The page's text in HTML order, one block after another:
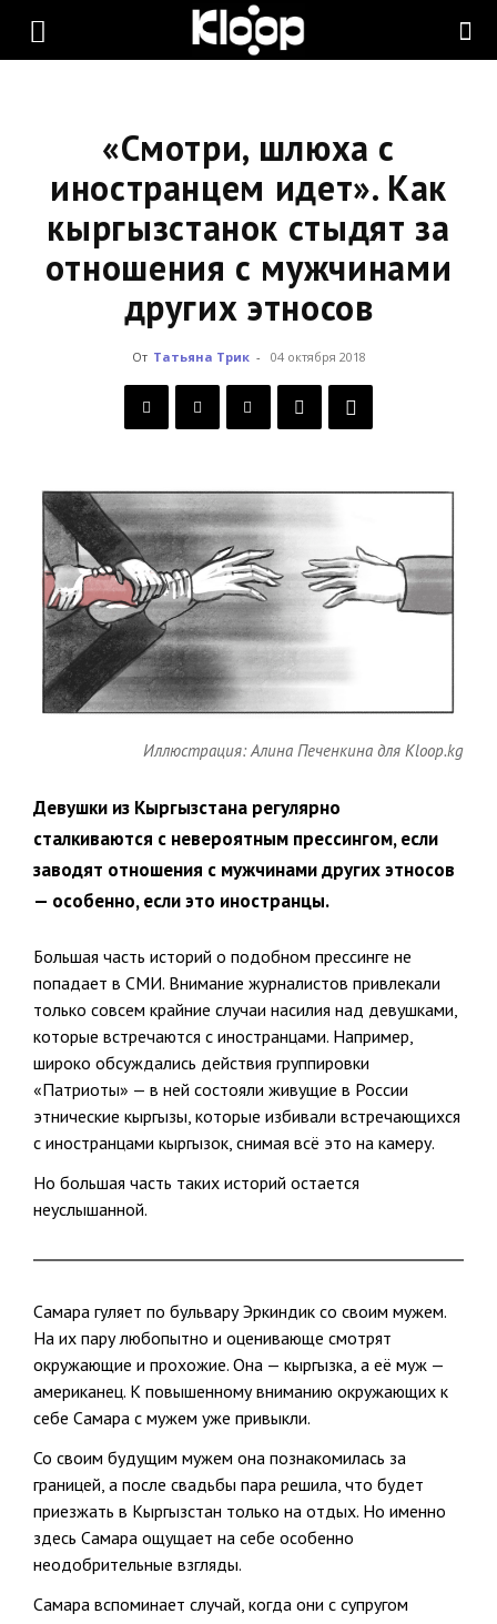
KLOOP.KG
Новости
«Смотри, шлюха с
иностранцем идет». Как
кыргызстанок стыдят за
отношения с мужчинами
других этносов
От Татьяна Трик - 04 октября 2018
Иллюстрация: Алина Печенкина для Kloop.kg
Девушки из Кыргызстана регулярно
сталкиваются с невероятным прессингом, если
заводят отношения с мужчинами других этносов
— особенно, если это иностранцы.
Большая часть историй о подобном прессинге не
попадает в СМИ. Внимание журналистов привлекали
только совсем крайние случаи насилия над девушками,
которые встречаются с иностранцами. Например,
широко обсуждались действия группировки
«Патриоты» — в ней состояли живущие в России
этнические кыргызы, которые избивали встречающихся
с иностранцами кыргызок, снимая всё это на камеру.
Но большая часть таких историй остается
неуслышанной.
Самара гуляет по бульвару Эркиндик со своим мужем.
На их пару любопытно и оценивающе смотрят
окружающие и прохожие. Она — кыргызка, а её муж —
американец. К повышенному вниманию окружающих к
себе Самара с мужем уже привыкли.
Со своим будущим мужем она познакомилась за
границей, а после свадьбы пара решила, что будет
приезжать в Кыргызстан только на отдых. Но именно
здесь Самара ощущает на себе особенно
неодобрительные взгляды.
Самара вспоминает случай, когда они с супругом